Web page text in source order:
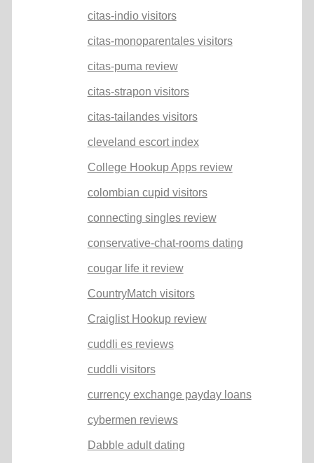
citas-indio visitors
citas-monoparentales visitors
citas-puma review
citas-strapon visitors
citas-tailandes visitors
cleveland escort index
College Hookup Apps review
colombian cupid visitors
connecting singles review
conservative-chat-rooms dating
cougar life it review
CountryMatch visitors
Craiglist Hookup review
cuddli es reviews
cuddli visitors
currency exchange payday loans
cybermen reviews
Dabble adult dating